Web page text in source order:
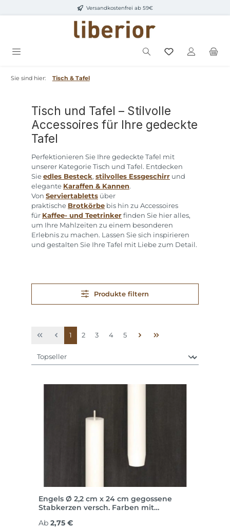
Zum Hauptinhalt springenVersandkostenfrei ab 59€
Sie sind hier: Tisch & Tafel
Tisch und Tafel – Stilvolle
Accessoires für Ihre gedeckte
Tafel
Perfektionieren Sie Ihre gedeckte Tafel mit
unserer Kategorie Tisch und Tafel. Entdecken
Sie edles Besteck, stilvolles Essgeschirr und
elegante Karaffen & Kannen.
Von Serviertabletts über
praktische Brotkörbe bis hin zu Accessoires
für Kaffee- und Teetrinker finden Sie hier alles,
um Ihre Mahlzeiten zu einem besonderen
Erlebnis zu machen. Lassen Sie sich inspirieren
und gestalten Sie Ihre Tafel mit Liebe zum Detail.
Produkte filtern
Seite
1 Seite
2 Seite
3 Seite
4 Seite
5
Engels Ø 2,2 cm x 24 cm gegossene
Stabkerzen versch. Farben mit
Regulärer Preis:
Ab 2,75 €